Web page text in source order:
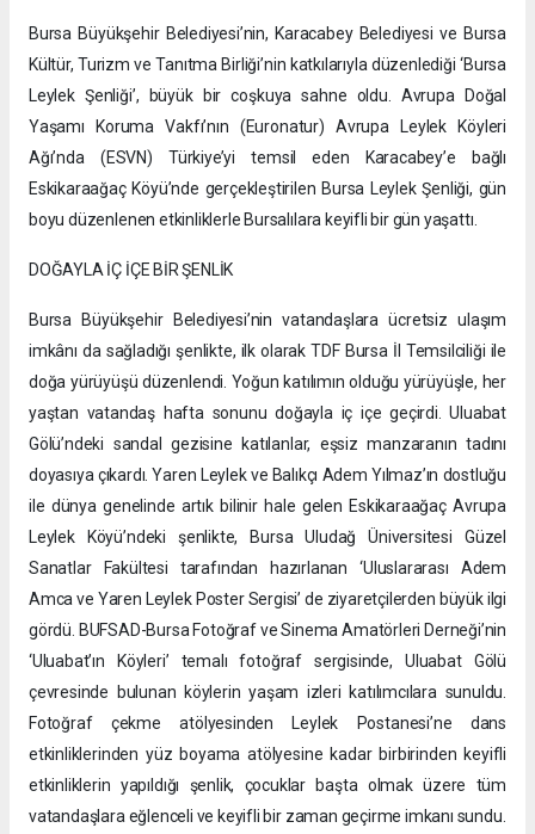
Bursa Büyükşehir Belediyesi’nin, Karacabey Belediyesi ve Bursa
Kültür, Turizm ve Tanıtma Birliği’nin katkılarıyla düzenlediği ‘Bursa
Leylek Şenliği’, büyük bir coşkuya sahne oldu. Avrupa Doğal
Yaşamı Koruma Vakfı’nın (Euronatur) Avrupa Leylek Köyleri
Ağı’nda (ESVN) Türkiye’yi temsil eden Karacabey’e bağlı
Eskikaraağaç Köyü’nde gerçekleştirilen Bursa Leylek Şenliği, gün
boyu düzenlenen etkinliklerle Bursalılara keyifli bir gün yaşattı.
DOĞAYLA İÇ İÇE BİR ŞENLİK
Bursa Büyükşehir Belediyesi’nin vatandaşlara ücretsiz ulaşım
imkânı da sağladığı şenlikte, ilk olarak TDF Bursa İl Temsilciliği ile
doğa yürüyüşü düzenlendi. Yoğun katılımın olduğu yürüyüşle, her
yaştan vatandaş hafta sonunu doğayla iç içe geçirdi. Uluabat
Gölü’ndeki sandal gezisine katılanlar, eşsiz manzaranın tadını
doyasıya çıkardı. Yaren Leylek ve Balıkçı Adem Yılmaz’ın dostluğu
ile dünya genelinde artık bilinir hale gelen Eskikaraağaç Avrupa
Leylek Köyü’ndeki şenlikte, Bursa Uludağ Üniversitesi Güzel
Sanatlar Fakültesi tarafından hazırlanan ‘Uluslararası Adem
Amca ve Yaren Leylek Poster Sergisi’ de ziyaretçilerden büyük ilgi
gördü. BUFSAD-Bursa Fotoğraf ve Sinema Amatörleri Derneği’nin
‘Uluabat’ın Köyleri’ temalı fotoğraf sergisinde, Uluabat Gölü
çevresinde bulunan köylerin yaşam izleri katılımcılara sunuldu.
Fotoğraf çekme atölyesinden Leylek Postanesi’ne dans
etkinliklerinden yüz boyama atölyesine kadar birbirinden keyifli
etkinliklerin yapıldığı şenlik, çocuklar başta olmak üzere tüm
vatandaşlara eğlenceli ve keyifli bir zaman geçirme imkanı sundu.